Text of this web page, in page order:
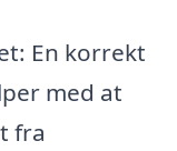
En korrekt
med at
fra